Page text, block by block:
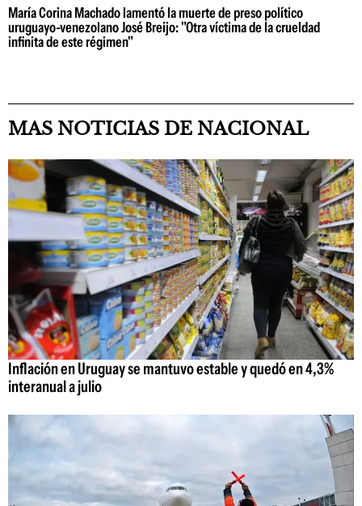
María Corina Machado lamentó la muerte de preso político
uruguayo-venezolano José Breijo: "Otra víctima de la crueldad
infinita de este régimen"
MAS NOTICIAS DE NACIONAL
Inflación en Uruguay se mantuvo estable y quedó en 4,3%
interanual a julio